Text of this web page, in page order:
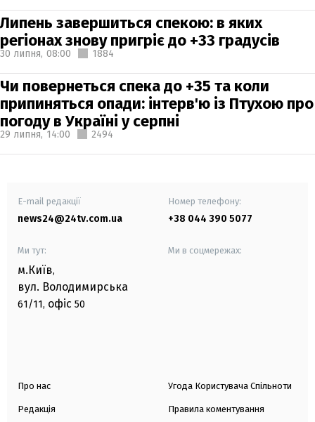
Липень завершиться спекою: в яких
регіонах знову пригріє до +33 градусів
30 липня, 08:00 1884
Чи повернеться спека до +35 та коли
припиняться опади: інтерв'ю із Птухою про
погоду в Україні у серпні
29 липня, 14:00 2494
E-mail редакції
news24@24tv.com.ua
Номер телефону:
+38 044 390 5077
Ми тут:
м.Київ,
вул. Володимирська
61/11, офіс 50
Ми в соцмережах:
Про нас
Редакція
Угода Користувача Спільноти
Правила коментування